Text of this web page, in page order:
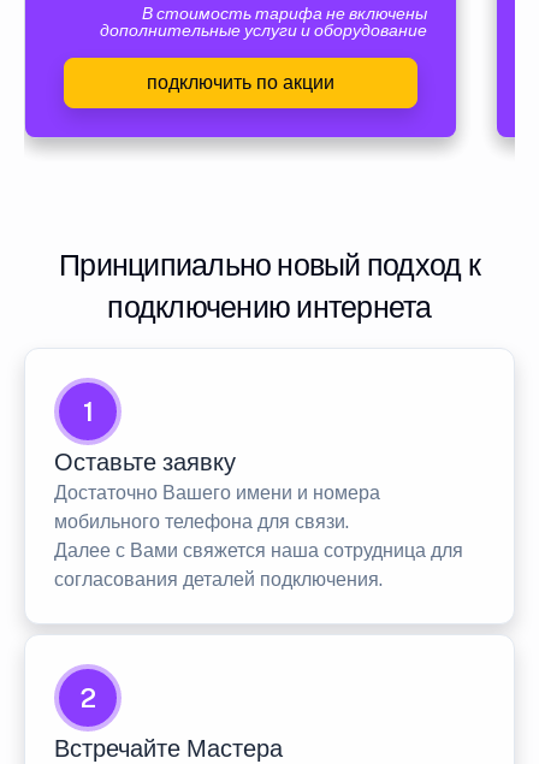
В стоимость тарифа не включены
дополнительные услуги и оборудование
подключить по акции
Принципиально новый подход к
подключению интернета
1
Оставьте заявку
Достаточно Вашего имени и номера
мобильного телефона для связи.
Далее с Вами свяжется наша сотрудница для
согласования деталей подключения.
2
Встречайте Мастера